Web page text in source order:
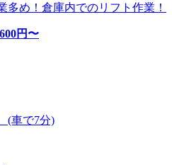
め！倉庫内でのリフト作業！
円〜
車で7分)